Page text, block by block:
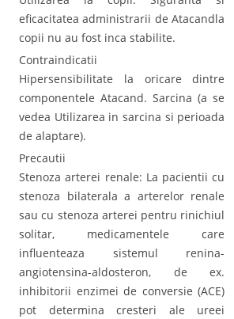
eficacitatea administrarii de Atacandla
copii nu au fost inca stabilite.
Contraindicatii
Hipersensibilitate la oricare dintre
componentele Atacand. Sarcina (a se
vedea Utilizarea in sarcina si perioada
de alaptare).
Precautii
Stenoza arterei renale: La pacientii cu
stenoza bilaterala a arterelor renale
sau cu stenoza arterei pentru rinichiul
solitar, medicamentele care
influenteaza sistemul renina-
angiotensina-aldosteron, de ex.
inhibitorii enzimei de conversie (ACE)
pot determina cresteri ale ureei